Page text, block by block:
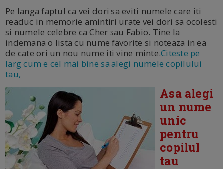
Pe langa faptul ca vei dori sa eviti numele care iti
readuc in memorie amintiri urate vei dori sa ocolesti
si numele celebre ca Cher sau Fabio. Tine la
indemana o lista cu nume favorite si noteaza in ea
de cate ori un nou nume iti vine minte.Citeste pe
larg cum e cel mai bine sa alegi numele copilului
tau,
Asa alegi
un nume
unic
pentru
copilul
tau